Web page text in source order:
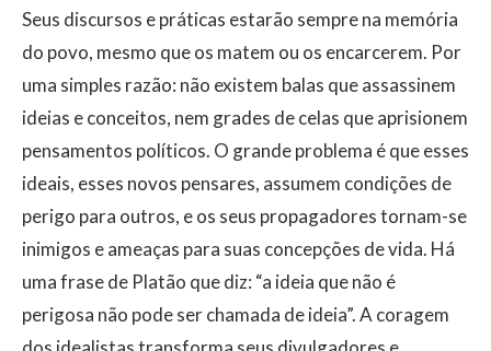
​Seus discursos e práticas estarão sempre na memória
do povo, mesmo que os matem ou os encarcerem. Por
uma simples razão: não existem balas que assassinem
ideias e conceitos, nem grades de celas que aprisionem
pensamentos políticos. O grande problema é que esses
ideais, esses novos pensares, assumem condições de
perigo para outros, e os seus propagadores tornam-se
inimigos e ameaças para suas concepções de vida. Há
uma frase de Platão que diz: “a ideia que não é
perigosa não pode ser chamada de ideia”. A coragem